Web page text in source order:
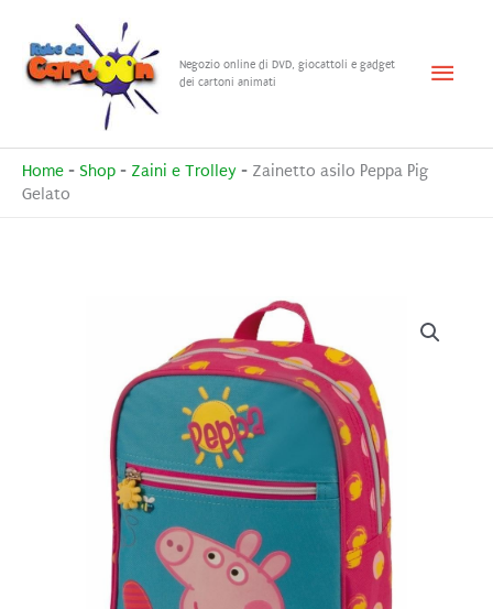
contenuto
Negozio online di DVD, giocattoli e gadget
dei cartoni animati
Menu
Home - Shop - Zaini e Trolley - Zainetto asilo Peppa Pig
Gelato